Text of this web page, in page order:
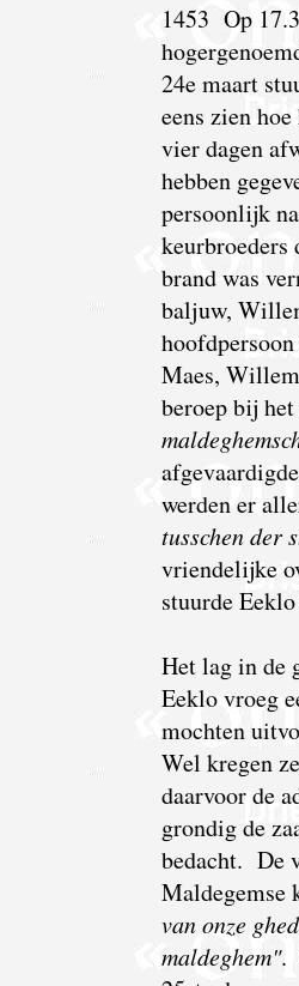
1453 Op
24e maart
eens zien
vier dagen
hebben
persoonlijk
brand was
baljuw,
Maes,
beroep bij
werden er
tusschen der
vriendelijke
stuurde
Het lag in de
Eeklo vroeg
mochten
Wel kregen
daarvoor de
grondig de
bedacht. De
Maldegemse
van onze
maldeghem".